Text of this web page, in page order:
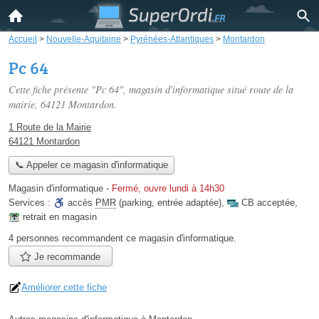
Accueil > Nouvelle-Aquitaine > Pyrénées-Atlantiques > Montardon
Pc 64
Cette fiche présente "Pc 64", magasin d'informatique situé route de la
mairie, 64121 Montardon.
1 Route de la Mairie
64121 Montardon
📞 Appeler ce magasin d'informatique
Magasin d'informatique - Fermé, ouvre lundi à 14h30
Services :
accès PMR (parking, entrée adaptée), CB acceptée,
retrait en magasin
4 personnes recommandent ce magasin d'informatique.
Je recommande
Améliorer cette fiche